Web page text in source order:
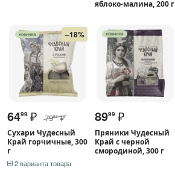
яблоко-малина, 200 г
–18%
6499 ₽ 7999 ₽
Сухари Чудесный
Край горчичные, 300
г
2 варианта товара
8999 ₽
Пряники Чудесный
Край с черной
смородиной, 300 г